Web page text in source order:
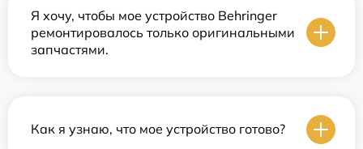
Я хочу, чтобы мое устройство Behringer
ремонтировалось только оригинальными
запчастями.
Как я узнаю, что мое устройство готово?